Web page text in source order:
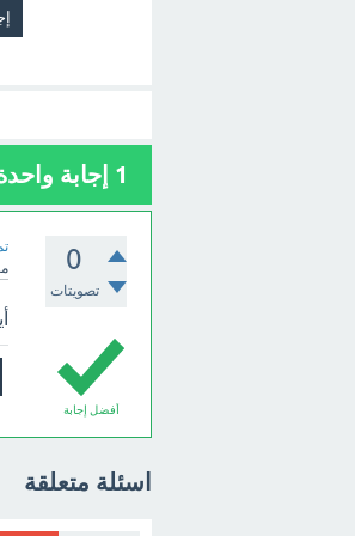
1 إجابة
0
تصويتات
أفضل إجابة
اسئلة متعلقة